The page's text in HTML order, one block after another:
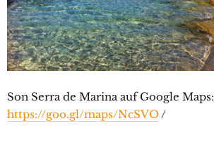
Son Serra de Marina auf Google Maps:
https://goo.gl/maps/NcSVO /